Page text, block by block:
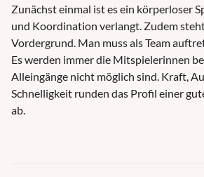
Zunächst einmal ist es ein körperloser
und Koordination verlangt. Zudem
Vordergrund. Man muss als Team
Es werden immer die Mitspielerinnen
Alleingänge nicht möglich sind. Kraft,
Schnelligkeit runden das Profil einer
ab.